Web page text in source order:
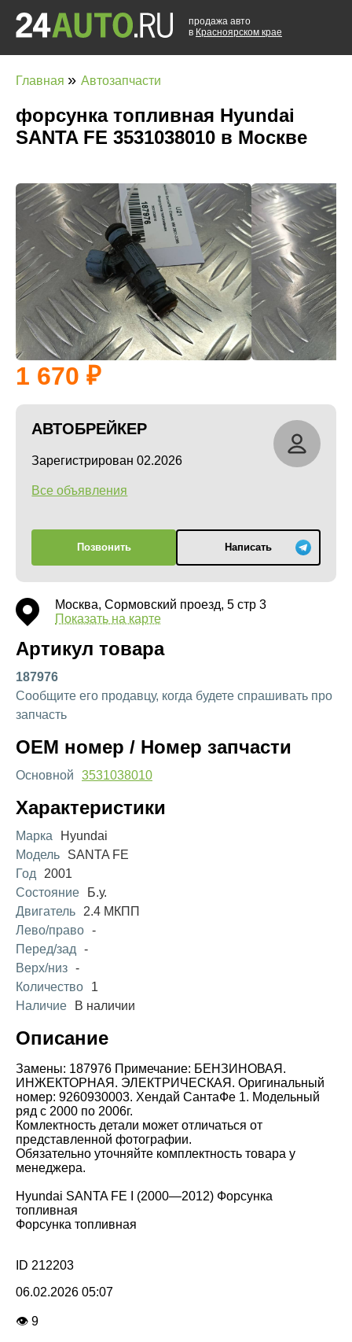
продажа авто
в Красноярском крае
Главная » Автозапчасти
форсунка топливная Hyundai
SANTA FE 3531038010 в Москве
1 670
АВТОБРЕЙКЕР
Зарегистрирован 02.2026
Все объявления
Позвонить Написать
Москва, Сормовский проезд, 5 стр 3
Показать на карте
Артикул товара
187976
Сообщите его продавцу, когда будете спрашивать про
запчасть
OEM номер / Номер запчасти
Основной 3531038010
Характеристики
Марка
Hyundai
Модель
SANTA FE
Год
2001
Состояние
Б.у.
Двигатель
2.4 МКПП
Лево/право -
Перед/зад
-
Верх/низ -
Количество
1
Наличие
В наличии
Описание
Замены: 187976 Примечание: БЕНЗИНОВАЯ.
ИНЖЕКТОРНАЯ. ЭЛЕКТРИЧЕСКАЯ. Оригинальный
номер: 9260930003. Хендай СантаФе 1. Модельный
ряд с 2000 по 2006г.
Комлектность детали может отличаться от
представленной фотографии.
Обязательно уточняйте комплектность товара у
менеджера.
Hyundai SANTA FE I (2000—2012) Форсунка
топливная
Форсунка топливная
ID 212203
06.02.2026 05:07
👁 9